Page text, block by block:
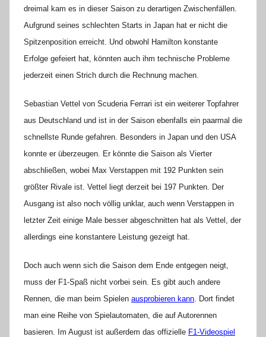
dreimal kam es in dieser Saison zu derartigen Zwischenfällen.
Aufgrund seines schlechten Starts in Japan hat er nicht die
Spitzenposition erreicht. Und obwohl Hamilton konstante
Erfolge gefeiert hat, könnten auch ihm technische Probleme
jederzeit einen Strich durch die Rechnung machen.
Sebastian Vettel von Scuderia Ferrari ist ein weiterer Topfahrer
aus Deutschland und ist in der Saison ebenfalls ein paarmal die
schnellste Runde gefahren. Besonders in Japan und den USA
konnte er überzeugen. Er könnte die Saison als Vierter
abschließen, wobei Max Verstappen mit 192 Punkten sein
größter Rivale ist. Vettel liegt derzeit bei 197 Punkten. Der
Ausgang ist also noch völlig unklar, auch wenn Verstappen in
letzter Zeit einige Male besser abgeschnitten hat als Vettel, der
allerdings eine konstantere Leistung gezeigt hat.
Doch auch wenn sich die Saison dem Ende entgegen neigt,
muss der F1-Spaß nicht vorbei sein. Es gibt auch andere
Rennen, die man beim Spielen ausprobieren kann . Dort findet
man eine Reihe von Spielautomaten, die auf Autorennen
basieren. Im August ist außerdem das offizielle F1-Videospiel